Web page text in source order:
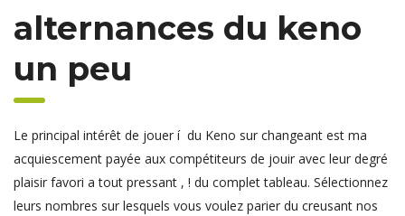
alternances du keno
un peu
Le principal intérêt de jouer í du Keno sur changeant est ma
acquiescement payée aux compétiteurs de jouir avec leur degré
plaisir favori a tout pressant , ! du complet tableau. Sélectionnez
leurs nombres sur lesquels vous voulez parier du creusant nos